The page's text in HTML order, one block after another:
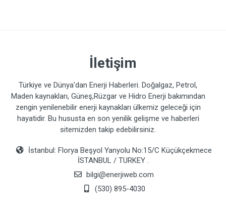
İletişim
Türkiye ve Dünya'dan Enerji Haberleri. Doğalgaz, Petrol,
Maden kaynakları, Güneş,Rüzgar ve Hidro Enerji bakımından
zengin yenilenebilir enerji kaynakları ülkemiz geleceği için
hayatidir. Bu hususta en son yenilik gelişme ve haberleri
sitemizden takip edebilirsiniz.
İstanbul: Florya Beşyol Yanyolu No:15/C Küçükçekmece
İSTANBUL / TURKEY .
bilgi@enerjiweb.com
(530) 895-4030